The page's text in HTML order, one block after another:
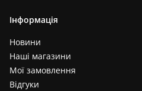
Інформація
Новини
Наші магазини
Мої замовлення
Відгуки